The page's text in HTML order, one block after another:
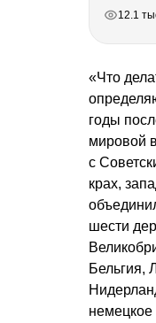
12.1
«Что
годы
мировой
с
крах,
шести
Бельгия,
немецкое